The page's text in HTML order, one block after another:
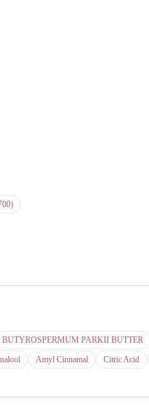
BUTYROSPERMUM PARKII BUTTER
Amyl Cinnamal Citric Acid